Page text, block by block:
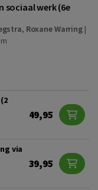
sociaal werk (6e
, Roxane Warring|
49,95
via
39,95